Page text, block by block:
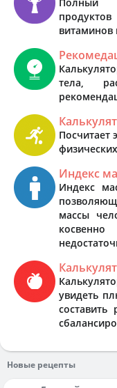
тела,
Посчитает
Индекс
Индекс
массы
увидеть
Новые рецепты